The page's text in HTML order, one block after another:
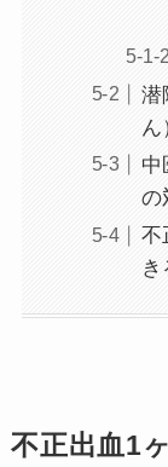
潜
ん
中
の
不
き
不正出血1